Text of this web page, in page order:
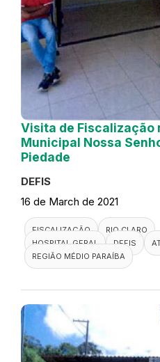
Visita de Fiscalização
Municipal Nossa
Piedade
DEFIS
16 de March de 2021
FISCALIZAÇÃO
RIO CLARO
HOSPITAL GERAL
DEFIS
REGIÃO MÉDIO PARAÍBA